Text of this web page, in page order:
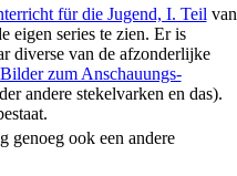
für die Jugend, I. Teil van
eigen series te zien. Er is
diverse van de afzonderlijke
Bilder zum Anschauungs-
andere stekelvarken en das).
genoeg ook een andere